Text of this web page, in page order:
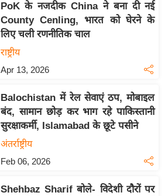
PoK के नजदीक China ने बना दी नई
County Cenling, भारत को घेरने के
लिए चली रणनीतिक चाल
राष्ट्रीय
Apr 13, 2026
Balochistan में रेल सेवाएं ठप, मोबाइल
बंद, सामान छोड़ कर भाग रहे पाकिस्तानी
सुरक्षाकर्मी, Islamabad के छूटे पसीने
अंतर्राष्ट्रीय
Feb 06, 2026
Shehbaz Sharif बोले- विदेशी दौरों पर